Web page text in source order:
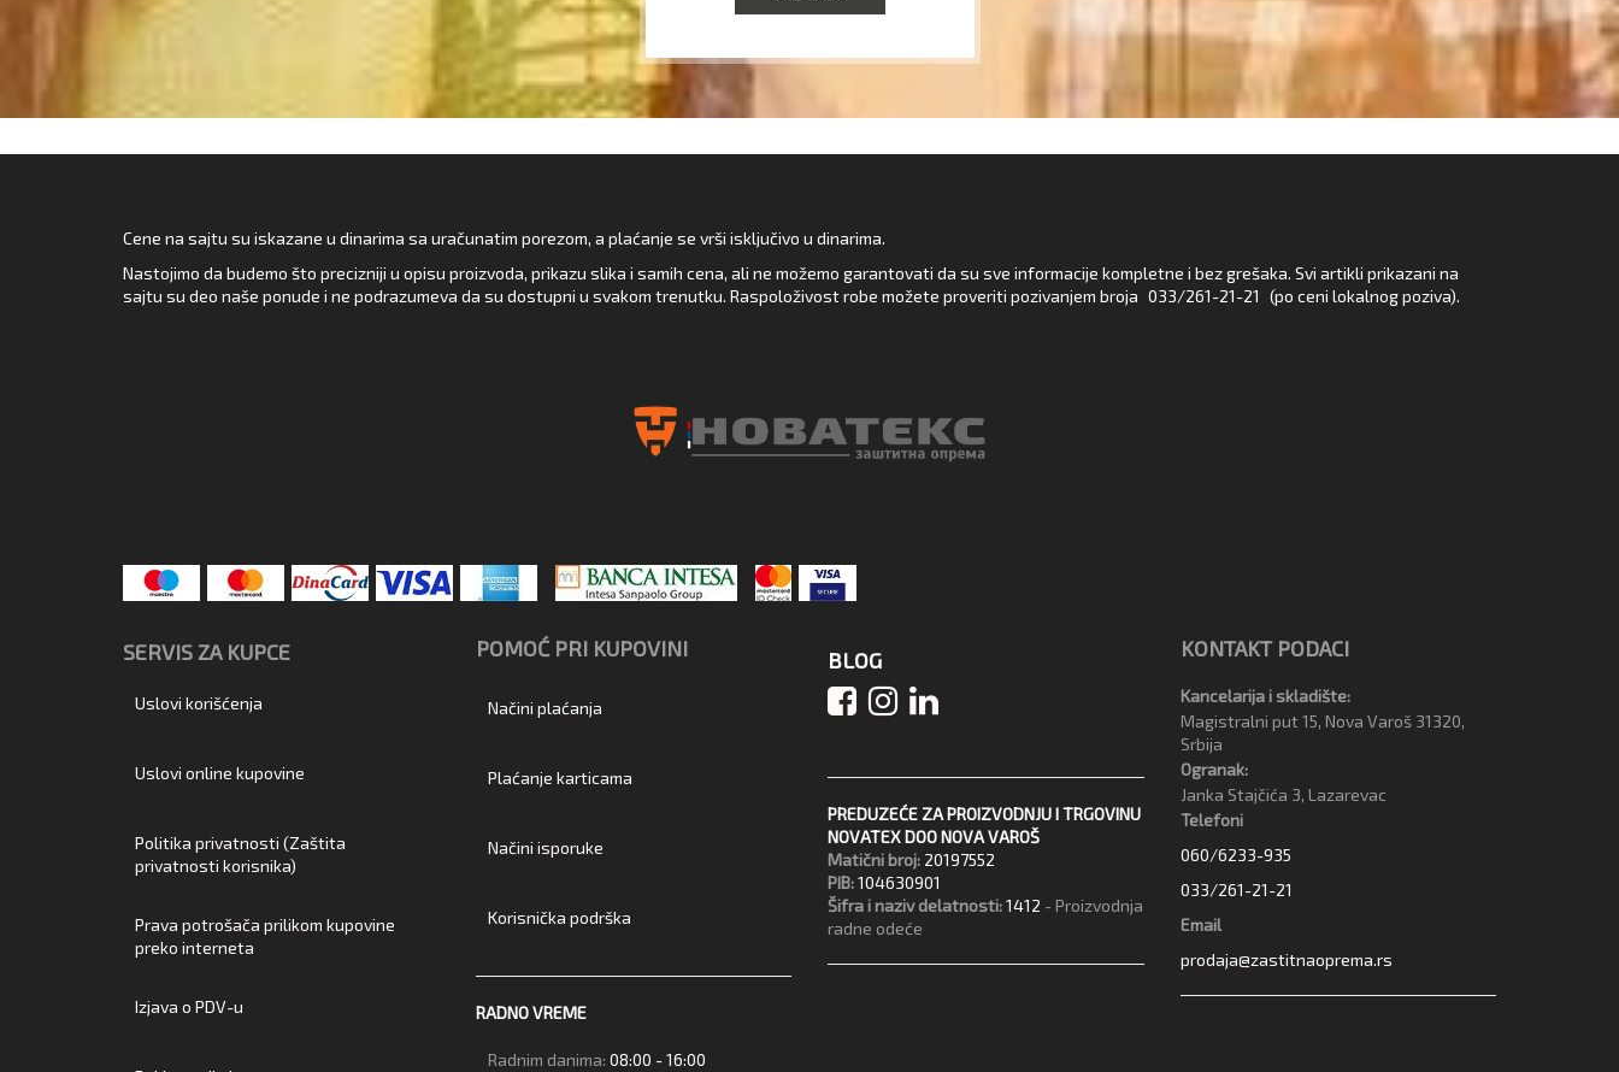
Cene na sajtu su iskazane u dinarima sa uračunatim porezom, a plaćanje se vrši isključivo u dinarima.
Nastojimo da budemo što precizniji u opisu proizvoda, prikazu slika i samih cena, ali ne možemo garantovati da su sve informacije kompletne i bez grešaka. Svi artikli prikazani na
sajtu su deo naše ponude i ne podrazumeva da su dostupni u svakom trenutku. Raspoloživost robe možete proveriti pozivanjem broja 033/261-21-21 (po ceni lokalnog poziva).
SERVIS ZA KUPCE
Uslovi korišćenja
Uslovi online kupovine
Politika privatnosti (Zaštita
privatnosti korisnika)
Prava potrošača prilikom kupovine
preko interneta
Izjava o PDV-u
POMOĆ PRI KUPOVINI
Načini plaćanja
Plaćanje karticama
Načini isporuke
Korisnička podrška
RADNO VREME
Radnim danima: 08:00 - 16:00
BLOG
PREDUZEĆE ZA PROIZVODNJU I TRGOVINU
NOVATEX DOO NOVA VAROŠ
Matični broj: 20197552
PIB:104630901
Šifra i naziv delatnosti:1412 - Proizvodnja
radne odeće
KONTAKT PODACI
Kancelarija i skladište:
Magistralni put 15, Nova Varoš 31320,
Srbija
Ogranak:
Janka Stajčića 3, Lazarevac
Telefoni
060/6233-935
033/261-21-21
Email
prodaja@zastitnaoprema.rs